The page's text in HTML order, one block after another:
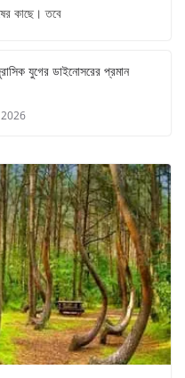
কাছে। তবে
যুগের ডাইনোসরের প্রমান